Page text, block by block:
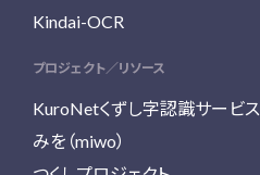
Kindai-OCR
プロジェクト／リソース
KuroNetくずし字認識サービス
みを（miwo）